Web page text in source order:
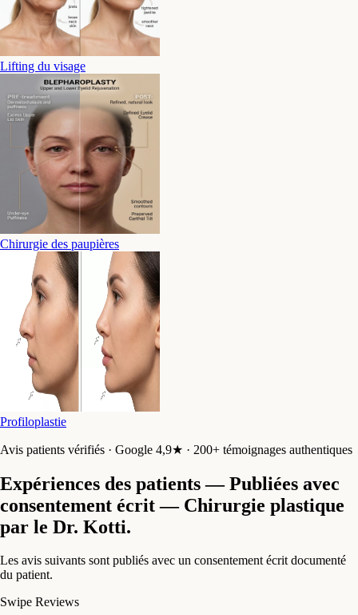
Lifting du visage
Chirurgie des paupières
Profiloplastie
Avis patients vérifiés · Google 4,9★ · 200+ témoignages authentiques
Expériences des patients — Publiées avec
consentement écrit— Chirurgie plastique
par le Dr. Kotti.
Les avis suivants sont publiés avec un consentement écrit documenté
du patient.
Swipe Reviews